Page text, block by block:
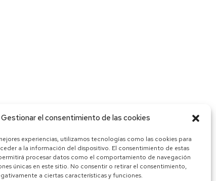
Gestionar el consentimiento de las cookies
experiencias, utilizamos tecnologías como las cookies para
a la información del dispositivo. El consentimiento de estas
procesar datos como el comportamiento de navegación
únicas en este sitio. No consentir o retirar el consentimiento,
a ciertas características y funciones.